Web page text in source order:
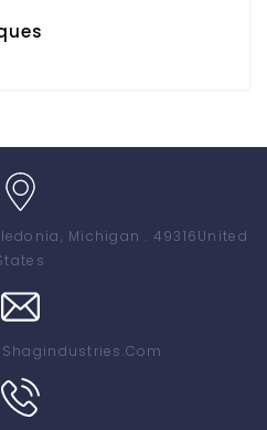
Michigan . 49316United